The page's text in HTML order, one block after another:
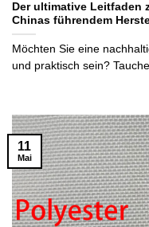
Der ultimative Leitfaden
Chinas führendem
Möchten Sie eine
und praktisch sein?
11
Mai